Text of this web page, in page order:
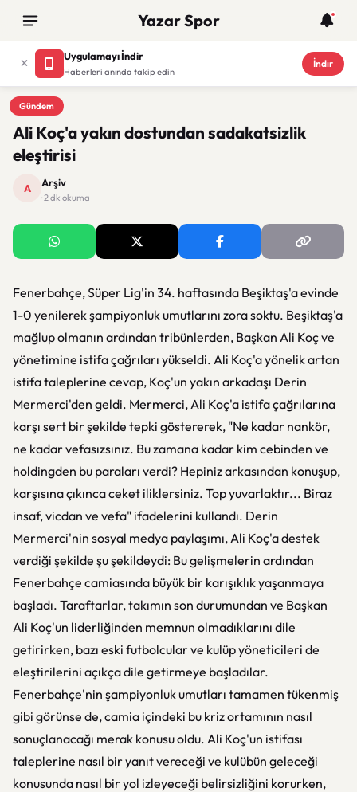
Yazar Spor
Uygulamayı İndir
Haberleri anında takip edin
İndir
Gündem
Gündem
Ali Koç'a yakın dostundan sadakatsizlik
eleştirisi
A Arşiv
· 2 dk okuma
Fenerbahçe, Süper Lig'in 34. haftasında Beşiktaş'a evinde
1-0 yenilerek şampiyonluk umutlarını zora soktu. Beşiktaş'a
mağlup olmanın ardından tribünlerden, Başkan Ali Koç ve
yönetimine istifa çağrıları yükseldi. Ali Koç'a yönelik artan
istifa taleplerine cevap, Koç'un yakın arkadaşı Derin
Mermerci'den geldi. Mermerci, Ali Koç'a istifa çağrılarına
karşı sert bir şekilde tepki göstererek, "Ne kadar nankör,
ne kadar vefasızsınız. Bu zamana kadar kim cebinden ve
holdingden bu paraları verdi? Hepiniz arkasından konuşup,
karşısına çıkınca ceket iliklersiniz. Top yuvarlaktır... Biraz
insaf, vicdan ve vefa" ifadelerini kullandı. Derin
Mermerci'nin sosyal medya paylaşımı, Ali Koç'a destek
verdiği şekilde şu şekildeydi: Bu gelişmelerin ardından
Fenerbahçe camiasında büyük bir karışıklık yaşanmaya
başladı. Taraftarlar, takımın son durumundan ve Başkan
Ali Koç'un liderliğinden memnun olmadıklarını dile
getirirken, bazı eski futbolcular ve kulüp yöneticileri de
eleştirilerini açıkça dile getirmeye başladılar.
Fenerbahçe'nin şampiyonluk umutları tamamen tükenmiş
gibi görünse de, camia içindeki bu kriz ortamının nasıl
sonuçlanacağı merak konusu oldu. Ali Koç'un istifası
taleplerine nasıl bir yanıt vereceği ve kulübün geleceği
konusunda nasıl bir yol izleyeceği belirsizliğini korurken,